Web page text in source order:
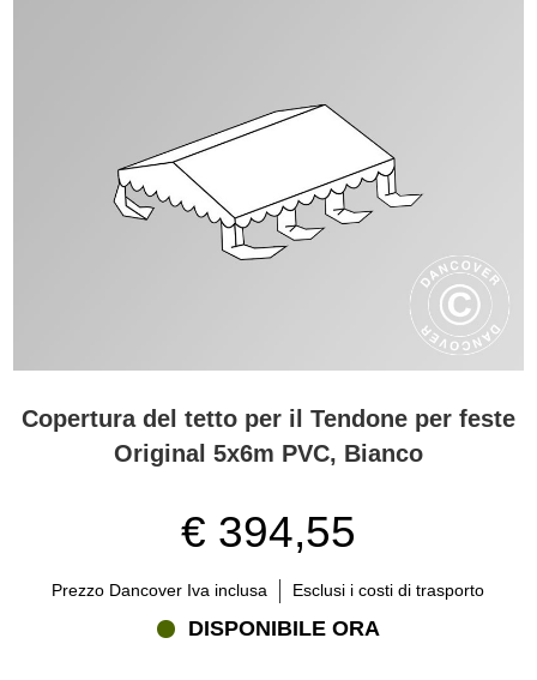
Copertura del tetto per il Tendone per feste
Original 5x6m PVC, Bianco
€ 394,55
Prezzo Dancover Iva inclusa Esclusi i costi di trasporto
DISPONIBILE ORA